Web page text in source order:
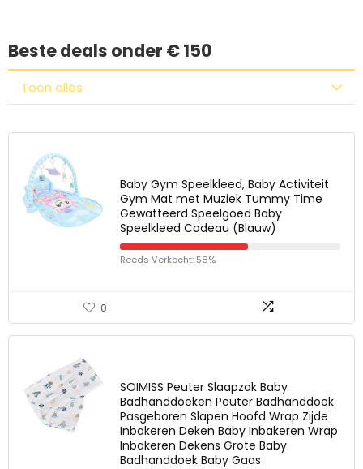
Beste deals onder € 150
Toon alles
Baby Gym Speelkleed, Baby Activiteit
Gym Mat met Muziek Tummy Time
Gewatteerd Speelgoed Baby
Speelkleed Cadeau (Blauw)
Reeds Verkocht: 58%
0
SOIMISS Peuter Slaapzak Baby
Badhanddoeken Peuter Badhanddoek
Pasgeboren Slapen Hoofd Wrap Zijde
Inbakeren Deken Baby Inbakeren Wrap
Inbakeren Dekens Grote Baby
Badhanddoek Baby Gaas